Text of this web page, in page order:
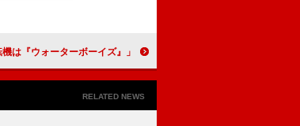
」 妻夫木聡「転機は『ウォーターボーイズ』」
RELATED NEWS